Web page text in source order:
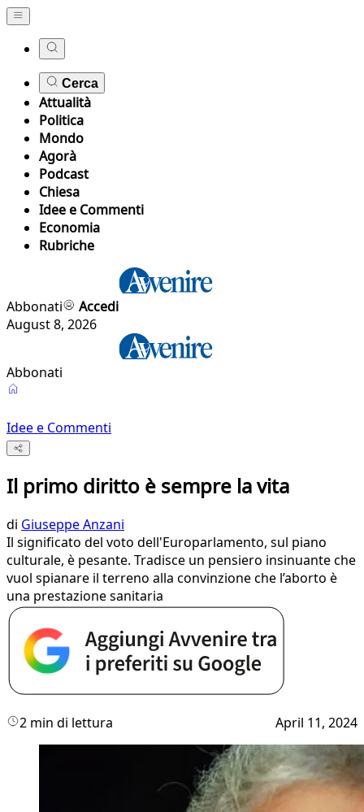
Cerca
Attualità
Politica
Mondo
Agorà
Podcast
Chiesa
Idee e Commenti
Economia
Rubriche
Abbonati
Accedi
August 8, 2026
Abbonati
Idee e Commenti
Il primo diritto è sempre la vita
di Giuseppe Anzani
Il significato del voto dell'Europarlamento, sul piano
culturale, è pesante. Tradisce un pensiero insinuante che
vuol spianare il terreno alla convinzione che l’aborto è
una prestazione sanitaria
2 min di lettura April 11, 2024